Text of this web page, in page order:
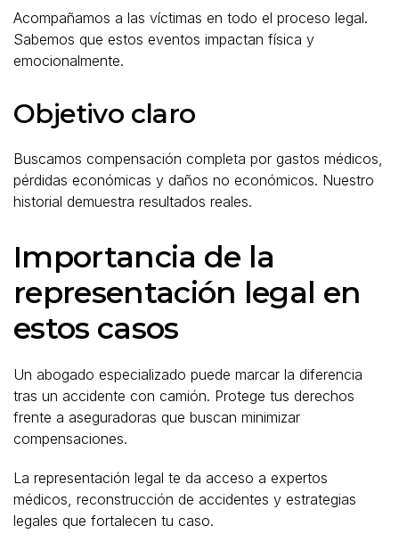
Acompañamos a las víctimas en todo el proceso legal.
Sabemos que estos eventos impactan física y
emocionalmente.
Objetivo claro
Buscamos compensación completa por gastos médicos,
pérdidas económicas y daños no económicos. Nuestro
historial demuestra resultados reales.
Importancia de la
representación legal en
estos casos
Un abogado especializado puede marcar la diferencia
tras un accidente con camión. Protege tus derechos
frente a aseguradoras que buscan minimizar
compensaciones.
La representación legal te da acceso a expertos
médicos, reconstrucción de accidentes y estrategias
legales que fortalecen tu caso.